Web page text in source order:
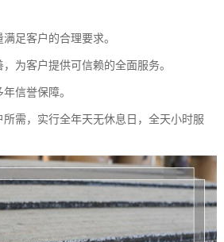
足客户的合理要求。
客户提供可信赖的全面服务。
信誉保障。
需，实行全年天无休息日，全天小时服